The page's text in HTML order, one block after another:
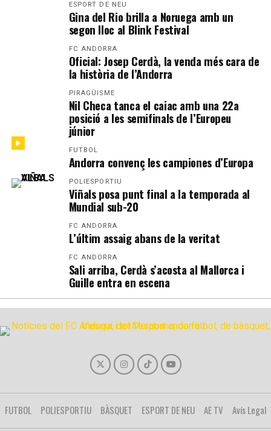
ESPORT DE NEU
Gina del Rio brilla a Noruega amb un
segon lloc al Blink Festival
FC ANDORRA
Oficial: Josep Cerdà, la venda més cara de
la història de l’Andorra
PIRAGÜISME
Nil Checa tanca el caiac amb una 22a
posició a les semifinals de l’Europeu
júnior
FUTBOL
Andorra convenç les campiones d’Europa
POLIESPORTIU
Viñals posa punt final a la temporada al
Mundial sub-20
FC ANDORRA
L’últim assaig abans de la veritat
FC ANDORRA
Sali arriba, Cerdà s’acosta al Mallorca i
Guille entra en escena
FUTBOL POLIESPORTIU BÀSQUET ESPORT DE NEU AE TV Avís Legal